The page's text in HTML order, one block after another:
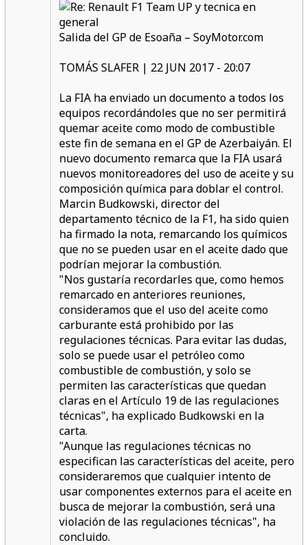
Salida del GP de Esoaña – SoyMotor.com
TOMÁS SLAFER | 22 JUN 2017 - 20:07
La FIA ha enviado un documento a todos los
equipos recordándoles que no ser permitirá
quemar aceite como modo de combustible
este fin de semana en el GP de Azerbaiyán. El
nuevo documento remarca que la FIA usará
nuevos monitoreadores del uso de aceite y su
composición química para doblar el control.
Marcin Budkowski, director del
departamento técnico de la F1, ha sido quien
ha firmado la nota, remarcando los químicos
que no se pueden usar en el aceite dado que
podrían mejorar la combustión.
"Nos gustaría recordarles que, como hemos
remarcado en anteriores reuniones,
consideramos que el uso del aceite como
carburante está prohibido por las
regulaciones técnicas. Para evitar las dudas,
solo se puede usar el petróleo como
combustible de combustión, y solo se
permiten las características que quedan
claras en el Artículo 19 de las regulaciones
técnicas", ha explicado Budkowski en la
carta.
"Aunque las regulaciones técnicas no
especifican las características del aceite, pero
consideraremos que cualquier intento de
usar componentes externos para el aceite en
busca de mejorar la combustión, será una
violación de las regulaciones técnicas", ha
concluido.